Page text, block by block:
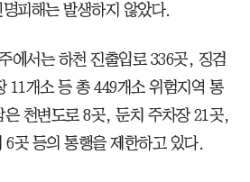
피해는 발생하지 않았다.
에서는 하천 진출입로 336곳, 징검
11개소 등 총 449개소 위험지역 통
천변도로 8곳, 둔치 주차장 21곳,
곳 등의 통행을 제한하고 있다.